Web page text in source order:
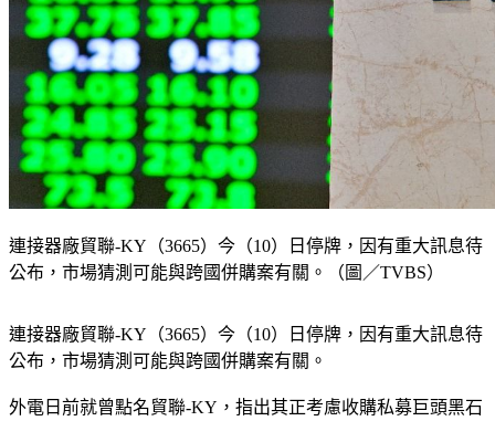
公布，市場猜測可能與跨國併購案有關。（圖／TVBS）
公布，市場猜測可能與跨國併購案有關。
（Blackstone）旗下 Interplex 的資訊與通訊技術（ICT）部門，